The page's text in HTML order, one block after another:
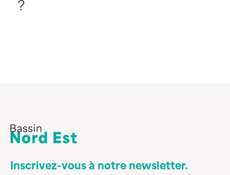
?
Inscrivez-vous à notre newsletter.